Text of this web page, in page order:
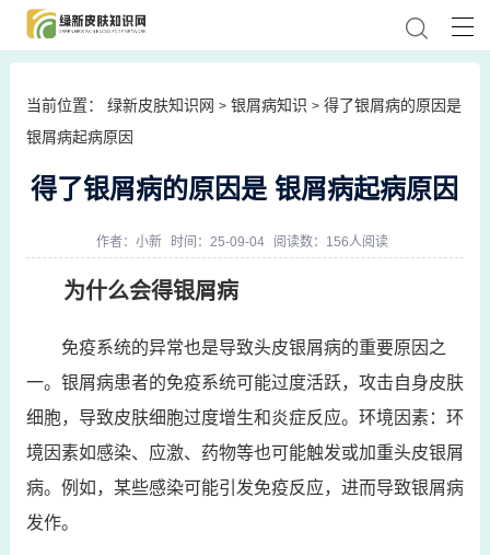
当前位置： 绿新皮肤知识网 > 银屑病知识 > 得了银屑病的原因是
银屑病起病原因
得了银屑病的原因是 银屑病起病原因
作者： 小新 时间：25-09-04 阅读数：156人阅读
为什么会得银屑病
免疫系统的异常也是导致头皮银屑病的重要原因之
一。银屑病患者的免疫系统可能过度活跃，攻击自身皮肤
细胞，导致皮肤细胞过度增生和炎症反应。环境因素：环
境因素如感染、应激、药物等也可能触发或加重头皮银屑
病。例如，某些感染可能引发免疫反应，进而导致银屑病
发作。